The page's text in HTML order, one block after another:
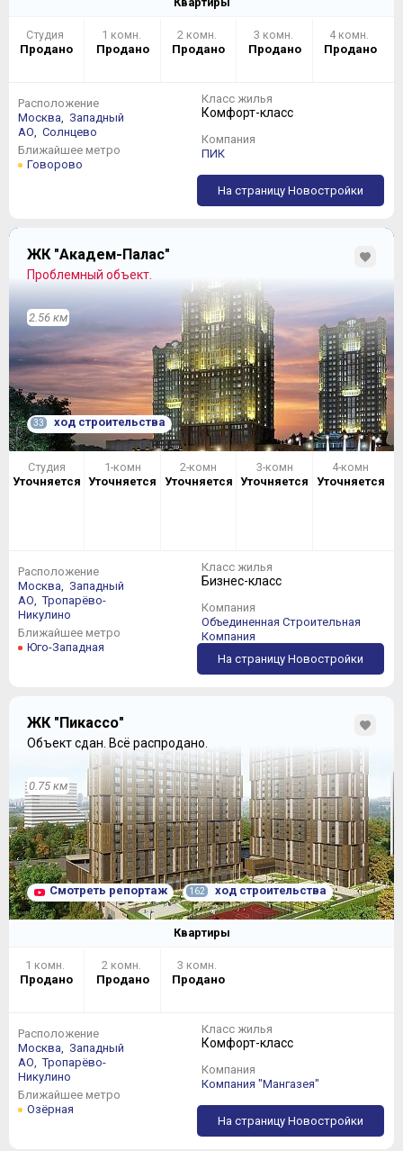
Студия
Продано
1 комн.
Продано
2 комн.
Продано
3 комн.
Продано
4 комн.
Продано
Расположение
Москва, Западный
АО, Солнцево
Ближайшее метро
Говорово
Класс жилья
Комфорт-класс
Компания
ПИК
На страницу Новостройки
ЖК "Академ-Палас"
Проблемный объект.
2.56 км
33 ход строительства
Студия
Уточняется
1-комн
Уточняется
2-комн
Уточняется
3-комн
Уточняется
4-комн
Уточняется
Расположение
Москва, Западный
АО, Тропарёво-
Никулино
Ближайшее метро
Юго-Западная
Класс жилья
Бизнес-класс
Компания
Объединенная Строительная
Компания
На страницу Новостройки
ЖК "Пикассо"
Объект сдан. Всё распродано.
0.75 км
Смотреть репортаж 162 ход строительства
Квартиры
1 комн.
Продано
2 комн.
Продано
3 комн.
Продано
Расположение
Москва, Западный
АО, Тропарёво-
Никулино
Ближайшее метро
Озёрная
Класс жилья
Комфорт-класс
Компания
Компания "Мангазея"
На страницу Новостройки